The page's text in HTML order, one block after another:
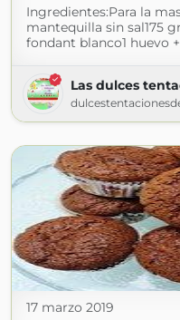
Ingredientes:Para la
mantequilla sin sal175
fondant blanco1 huevo
Las dulces
17 marzo 2019